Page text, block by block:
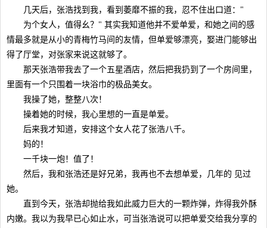
几天后，张浩找到我，看到萎靡不振的我，忍不住出口道："
为个女人，值得幺？" 其实我知道他并不爱单爱，和她之间的感
情最多就是从小的青梅竹马间的友情，但单爱够漂亮，娶进门能够出
得了厅堂，对张家来说这就够了。
那天张浩带我去了一个五星酒店，然后把我扔到了一个房间里，
里面有一个只围着一块浴巾的极品美女。
我操了她，整整八次！
操着她的时候，我心里想的一直是单爱。
后来我才知道，安排这个女人花了张浩八千。
妈的！
一千块一炮！值了！
然后，我和张浩还是好兄弟，我再也不去想单爱，几年的 见过
她。
直到今天，张浩却抛给我如此威力巨大的一颗炸弹，炸得我外酥
内嫩。我以为我早已心如止水，可当张浩说可以把单爱交给我分享的